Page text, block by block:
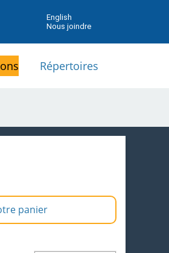
English
Nous joindre
Répertoires
panier